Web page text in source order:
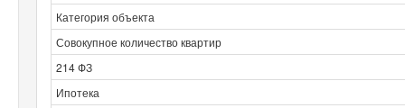
Категория объекта
Совокупное количество квартир
214 ФЗ
Ипотека